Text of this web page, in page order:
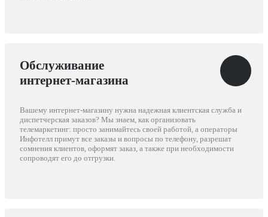
Обслуживание
интернет-магазина
Вашему интернет-магазину нужна надежная клиентская служба и
диспетчерская заказов? Мы знаем, как организовать
телемаркетинг: просто занимайтесь своей работой, а операторы
Инфотелл примут все заказы и вопросы по телефону, разрешат
сомнения клиентов, оформят заказ, а также при необходимости
сопроводят его до отгрузки.